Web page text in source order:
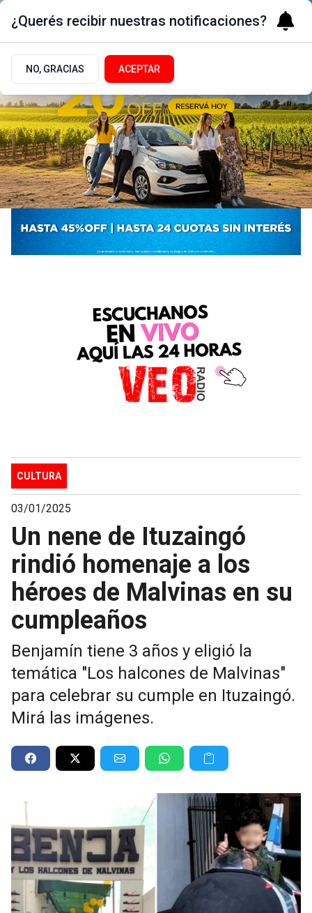
CULTURA
03/01/2025
Un nene de Ituzaingó
rindió homenaje a los
héroes de Malvinas en su
cumpleaños
Benjamín tiene 3 años y eligió la
temática "Los halcones de Malvinas"
para celebrar su cumple en Ituzaingó.
Mirá las imágenes.
¿Querés recibir nuestras notificaciones?
NO, GRACIAS ACEPTAR